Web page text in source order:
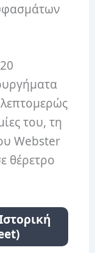
του, τη
Webster
θέρετρο